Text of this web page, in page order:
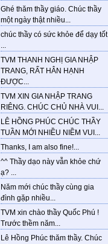
Ghé thăm thầy giáo. Chúc thầy
một ngày thật nhiều...
chúc thầy có sức khỏe để dạy tốt
...
TVM THANH NGHỊ GIA NHẬP
TRANG, RẤT HÂN HẠNH
ĐƯỢC...
TVM XIN GIA NHẬP TRANG
RIÊNG. CHÚC CHỦ NHÀ VUI...
LÊ HỒNG PHÚC CHÚC THẦY
TUẦN MỚI NHIỀU NIỀM VUI...
Thanks, I am also fine!...
^^ Thầy dạo này vẫn khỏe chứ
ạ? ...
Năm mới chúc thầy cùng gia
đình gặp nhiều...
TVM xin chào thầy Quốc Phú !
Trước thềm năm...
Lê Hồng Phúc thăm thầy. Chúc